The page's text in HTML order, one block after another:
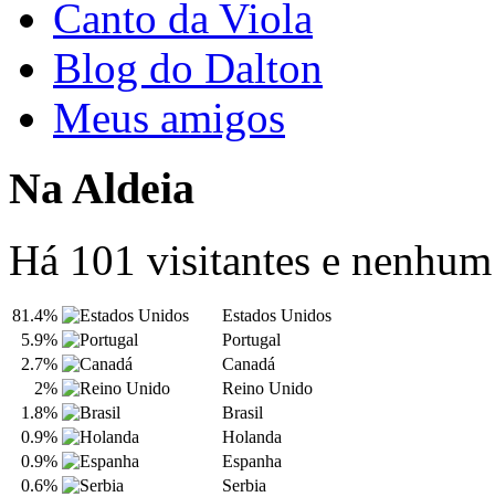
Canto da Viola
Blog do Dalton
Meus amigos
Na Aldeia
Há 101 visitantes e
81.4%
Estados Unidos
5.9%
Portugal
2.7%
Canadá
2%
Reino Unido
1.8%
Brasil
0.9%
Holanda
0.9%
Espanha
0.6%
Serbia